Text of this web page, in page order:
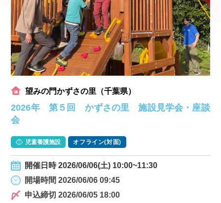
望みの門かずさの里（千葉県）
2026年 第５回 かずさの里 施設見学会・座談
会
児童養護施設 オフライン(対面)
開催日時 2026/06/06(土) 10:00~11:30
開場時間 2026/06/06 09:45
申込締切 2026/06/05 18:00